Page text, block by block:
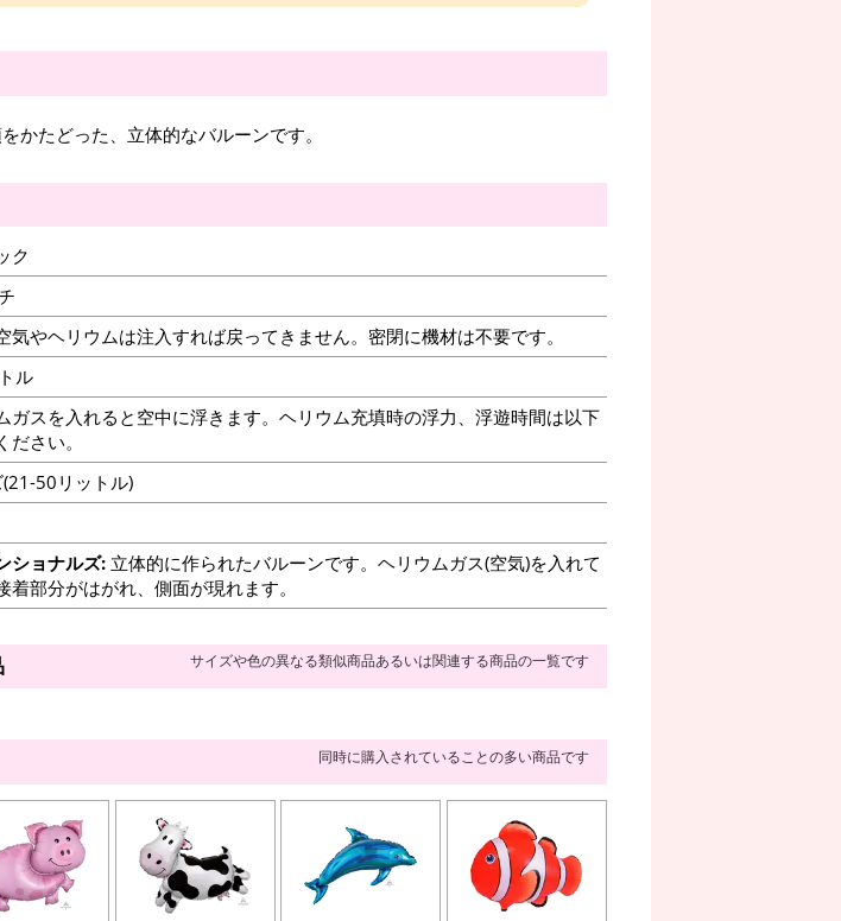
かたどった、立体的なバルーンです。
ク
気やヘリウムは注入すれば戻ってきません。密閉に機材は不要です。
ル
ガスを入れると空中に浮きます。ヘリウム充填時の浮力、浮遊時間は以下
ださい。
50リットル)
ショナルズ:立体的に作られたバルーンです。ヘリウムガス(空気)を入れて
着部分がはがれ、側面が現れます。
サイズや色の異なる類似商品あるいは関連する商品の一覧です
同時に購入されていることの多い商品です